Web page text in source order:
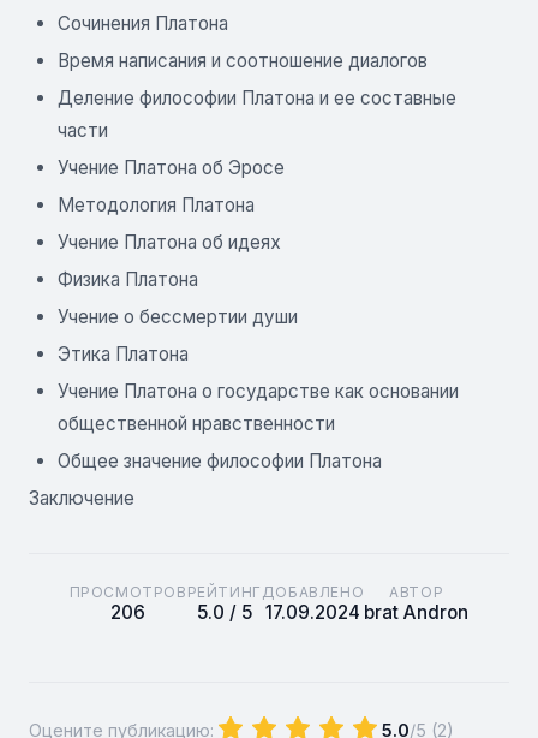
Сочинения Платона
Время написания и соотношение диалогов
Деление философии Платона и ее составные
части
Учение Платона об Эросе
Методология Платона
Учение Платона об идеях
Физика Платона
Учение о бессмертии души
Этика Платона
Учение Платона о государстве как основании
общественной нравственности
Общее значение философии Платона
Заключение
ПРОСМОТРОВ
206
РЕЙТИНГ
5.0 / 5
ДОБАВЛЕНО
17.09.2024
АВТОР
brat Andron
Оцените публикацию: 5.0/5 (2)